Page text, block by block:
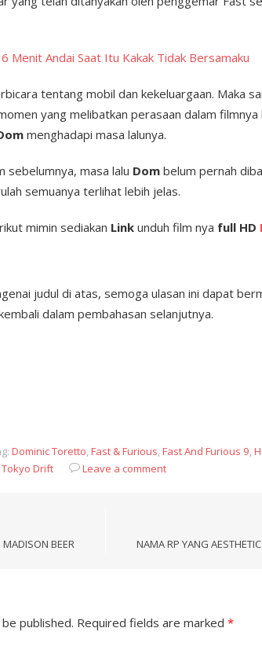
Menit Andai Saat Itu Kakak Tidak Bersamaku
tentang mobil dan kekeluargaan. Maka
yang melibatkan perasaan dalam filmnya
menghadapi masa lalunya.
sebelumnya, masa lalu Dom belum pernah
semuanya terlihat lebih jelas.
mimin sediakan Link unduh film nya full HD
judul di atas, semoga ulasan ini dapat
dalam pembahasan selanjutnya.
Dominic Toretto,Fast & Furious,Fast And Furious 9,
Tokyo Drift Leave a comment
MADISON BEER NAMA RP YANG
published. Required fields are marked *